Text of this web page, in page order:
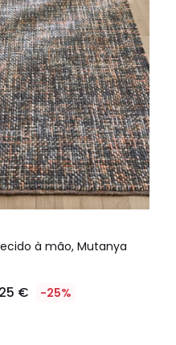
à mão, Mutanya
€ -25%